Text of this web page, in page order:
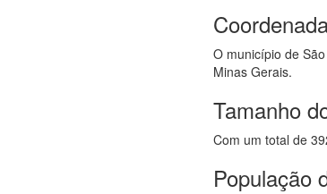
O município de
Minas Gerais.
Tamanho
Com um total de
População